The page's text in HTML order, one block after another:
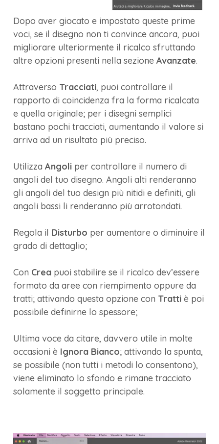
Dopo aver giocato e impostato queste prime
voci, se il disegno non ti convince ancora, puoi
migliorare ulteriormente il ricalco sfruttando
altre opzioni presenti nella sezione Avanzate.
Attraverso Tracciati, puoi controllare il
rapporto di coincidenza fra la forma ricalcata
e quella originale; per i disegni semplici
bastano pochi tracciati, aumentando il valore si
arriva ad un risultato più preciso.
Utilizza Angoli per controllare il numero di
angoli del tuo disegno. Angoli alti renderanno
gli angoli del tuo design più nitidi e definiti, gli
angoli bassi li renderanno più arrotondati.
Regola il Disturbo per aumentare o diminuire il
grado di dettaglio;
Con Crea puoi stabilire se il ricalco dev’essere
formato da aree con riempimento oppure da
tratti; attivando questa opzione con Tratti è poi
possibile definirne lo spessore;
Ultima voce da citare, davvero utile in molte
occasioni è Ignora Bianco; attivando la spunta,
se possibile (non tutti i metodi lo consentono),
viene eliminato lo sfondo e rimane tracciato
solamente il soggetto principale.